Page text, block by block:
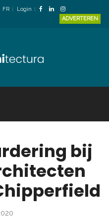
FR
Login
ADVERTEREN
bij